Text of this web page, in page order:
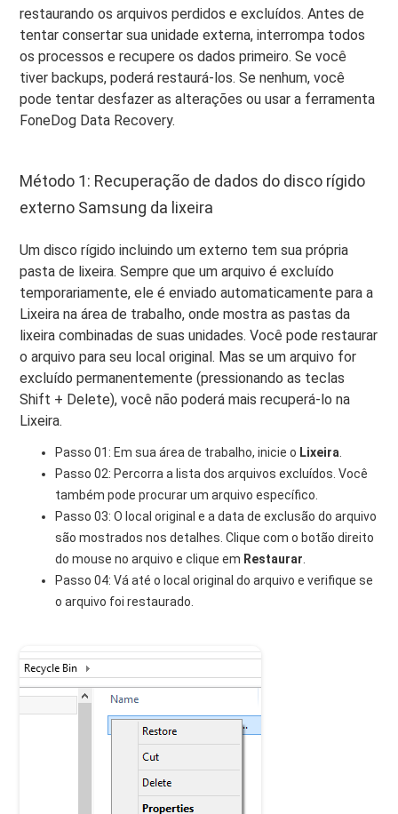
restaurando os arquivos perdidos e excluídos. Antes de
tentar consertar sua unidade externa, interrompa todos
os processos e recupere os dados primeiro. Se você
tiver backups, poderá restaurá-los. Se nenhum, você
pode tentar desfazer as alterações ou usar a ferramenta
FoneDog Data Recovery.
Método 1: Recuperação de dados do disco rígido
externo Samsung da lixeira
Um disco rígido incluindo um externo tem sua própria
pasta de lixeira. Sempre que um arquivo é excluído
temporariamente, ele é enviado automaticamente para a
Lixeira na área de trabalho, onde mostra as pastas da
lixeira combinadas de suas unidades. Você pode restaurar
o arquivo para seu local original. Mas se um arquivo for
excluído permanentemente (pressionando as teclas
Shift + Delete), você não poderá mais recuperá-lo na
Lixeira.
Passo 01: Em sua área de trabalho, inicie o Lixeira
Passo 02: Percorra a lista dos arquivos excluídos. Você
também pode procurar um arquivo específico.
Passo 03: O local original e a data de exclusão do arquivo
são mostrados nos detalhes. Clique com o botão direito
do mouse no arquivo e clique em Restaurar
Passo 04: Vá até o local original do arquivo e verifique se
o arquivo foi restaurado.